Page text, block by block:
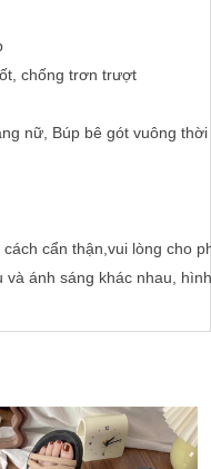
chống trơn trượt
nữ, Búp bê gót vuông
cẩn thận,vui lòng cho
ánh sáng khác nhau,